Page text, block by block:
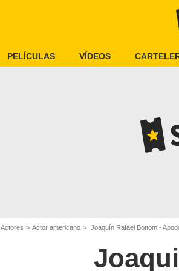
PELÍCULAS VÍDEOS
Actores Actor americano Joaquín Rafael Bottom -